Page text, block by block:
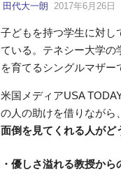
田代大一朗 2017年6月26日
子どもを持つ学生に対し
ている。テネシー大学の
を育てるシングルマザー
米国メディアUSA
の人の助けを借りながら
面倒を見てくれる人がど
・優しさ溢れる教授から